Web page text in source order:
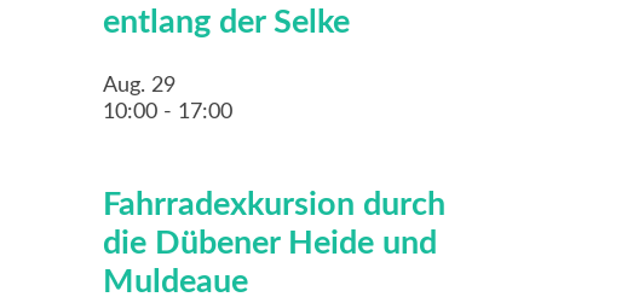
entlang der Selke
Aug. 29
10:00 - 17:00
Fahrradexkursion durch
die Dübener Heide und
Muldeaue